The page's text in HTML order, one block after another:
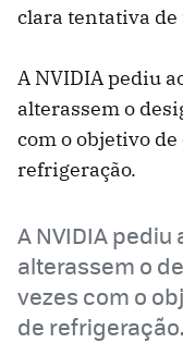
clara tentativa
A NVIDIA pediu
alterassem o
com o objetivo
refrigeração.
A NVIDIA
alterassem o
vezes com o
de refrigeração.